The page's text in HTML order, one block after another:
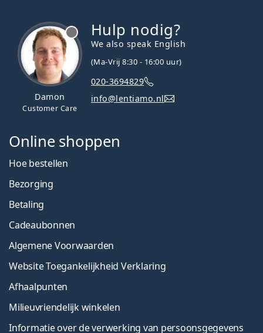
Damon
Customer Care
Hulp nodig?
We also speak English
(Ma-Vrij 8:30 - 16:00 uur)
020-3694829
info@lentiamo.nl
Online shoppen
Hoe bestellen
Bezorging
Betaling
Cadeaubonnen
Algemene Voorwaarden
Website Toegankelijkheid Verklaring
Afhaalpunten
Milieuvriendelijk winkelen
Informatie over de verwerking van persoonsgegevens